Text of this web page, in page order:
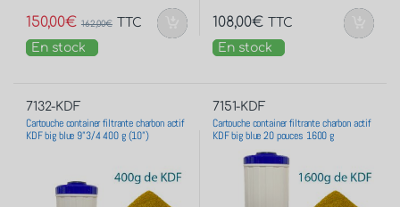
150,00€ 162,00€
TTC
En stock
108,00€ TTC
En stock
7132-KDF
Cartouche container filtrante charbon actif
KDF big blue 9”3/4 400 g (10”)
7151-KDF
Cartouche container filtrante charbon actif
KDF big blue 20 pouces 1600 g